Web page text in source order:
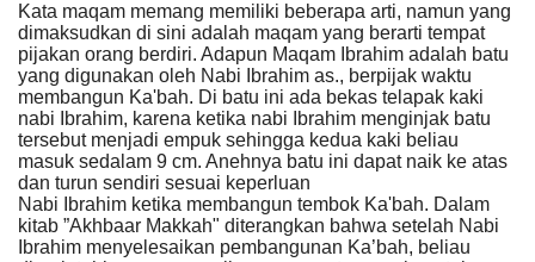
Kata maqam memang memiliki beberapa arti, namun yang
dimaksudkan di sini adalah maqam yang berarti tempat
pijakan orang berdiri. Adapun Maqam Ibrahim adalah batu
yang digunakan oleh Nabi Ibrahim as., berpijak waktu
membangun Ka'bah. Di batu ini ada bekas telapak kaki
nabi Ibrahim, karena ketika nabi Ibrahim menginjak batu
tersebut menjadi empuk sehingga kedua kaki beliau
masuk sedalam 9 cm. Anehnya batu ini dapat naik ke atas
dan turun sendiri sesuai keperluan
Nabi Ibrahim ketika membangun tembok Ka'bah. Dalam
kitab ”Akhbaar Makkah" diterangkan bahwa setelah Nabi
Ibrahim menyelesaikan pembangunan Ka’bah, beliau